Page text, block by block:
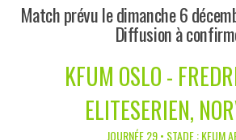
Match prévu le dimanche 6
Diffusion à
KFUM OSLO -
ELITESERIEN,
JOURNÉE 29 • STADE : KFUM